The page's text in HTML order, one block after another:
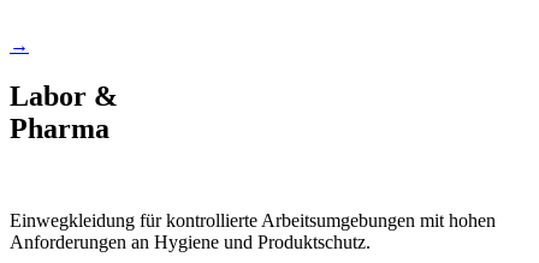
→
Labor &
Pharma
Einwegkleidung für kontrollierte Arbeitsumgebungen mit hohen
Anforderungen an Hygiene und Produktschutz.